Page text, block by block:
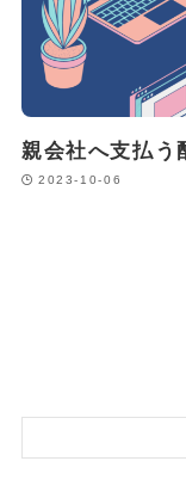
親会社へ支払う
2023-10-06